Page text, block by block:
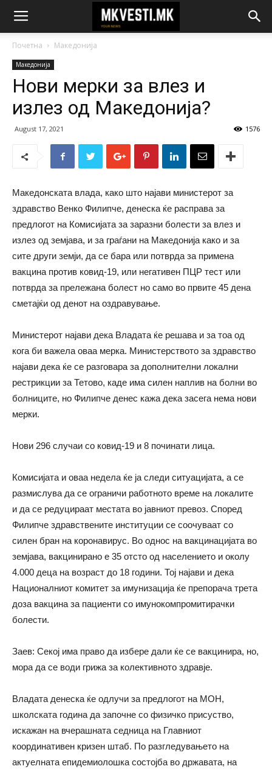
Почетна Македонија
Македонија
Нови мерки за влез и
излез од Македонија?
August 17, 2021 1576
Македонската влада, како што најави министерот за
здравство Венко Филипче, денеска ќе расправа за
предлогот на Комисијата за заразни болести за влез и
излез од земјава, и за граѓани на Македонија како и за
сите други земји, да се бара или потврда за примена
вакцина против ковид-19, или негативен ПЦР тест или
потврда за прележана болест но само во првите 45 дена
сметајќи од денот на оздравување.
Министерот најави дека Владата ќе решава и за тоа од
кога би важела оваа мерка. Министерството за здравство
најави дека ќе се разговара за дополнителни локални
рестрикции за Тетово, каде има силен наплив на болни во
болниците, но Филипче денес кажа дека засега нема нови
мерки.
Нови 296 случаи со ковид-19 и 8 починати лица.
Комисијата и оваа недела ќе ја следи ситуацијата, а се
размислува да се ограничи работното време на локалите
и да се редуцираат местата во јавниот превоз. Според
Филипче здравствените институции се соочуваат со
силен бран на коронавирус. Во однос на вакцинацијата во
земјава, вакцинирано е 35 отсто од населението и околу
4.000 деца на возраст до 18 години. Тој најави и дека
Националниот комитет за имунизација ќе препорача трета
доза вакцина за пациенти со имунокомпромитирачки
болести.
Заев: Секој има право да избере дали ќе се вакцинира, но,
мора да се води грижа за колективното здравје.
Владата денеска ќе одлучи за предлогот на МОН,
школската година да започне со физичко присуство,
искажан на вчерашната седница на Главниот
координативен кризен штаб. По разгледувањето на
актуелната епидемиолошка состојба во државата, на